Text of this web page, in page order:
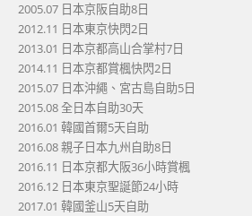
2005.07 日本京阪自助8日
2012.11 日本東京快閃2日
2013.01 日本京都高山合掌村7日
2014.11 日本京都賞楓快閃2日
2015.07 日本沖繩、宮古島自助5日
2015.08 全日本自助30天
2016.01 韓國首爾5天自助
2016.08 親子日本九州自助8日
2016.11 日本京都大阪36小時賞楓
2016.12 日本東京聖誕節24小時
2017.01 韓國釜山5天自助